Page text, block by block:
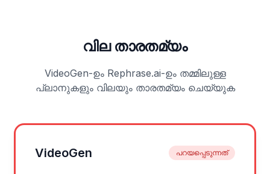
വില താരതമ്യം
VideoGen-ഉം Rephrase.ai-ഉം തമ്മിലുള്ള
പ്ലാനുകളും വിലയും താരതമ്യം ചെയ്യുക
VideoGen പറയപ്പെടുന്നത്